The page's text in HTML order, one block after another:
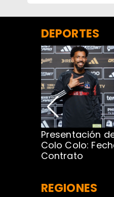
DEPORTES
Presentación
Colo Colo:
Contrato
REGIONES